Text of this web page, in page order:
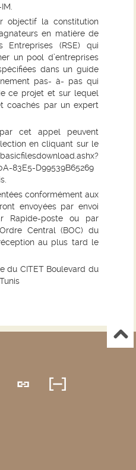
objectif la constitution
en matière de
Entreprises (RSE) qui
un pool d’entreprises
dans un guide
pas- à- pas qui
ce projet et sur lequel
coachés par un expert
cet appel peuvent
en cliquant sur le
83E5-D99539B65269
conformément aux
envoyées par envoi
Rapide-poste ou par
Central (BOC) du
au plus tard le
du CITET Boulevard du